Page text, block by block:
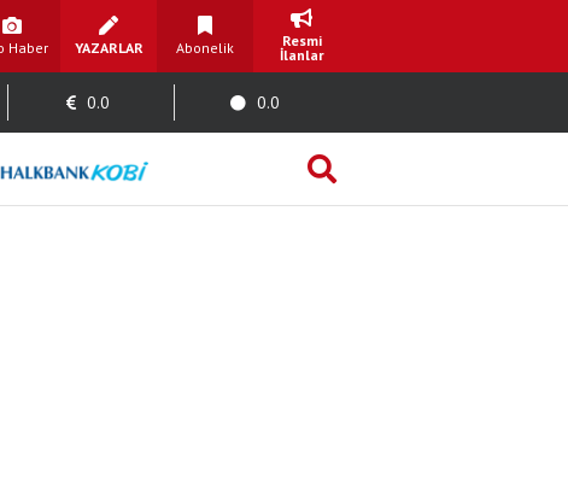
Haber YAZARLAR Abonelik
Resmi
İlanlar
0.0 0.0